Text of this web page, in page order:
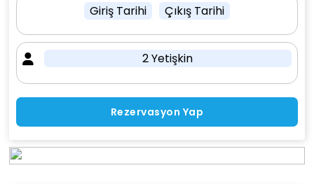
Giriş Tarihi Çıkış Tarihi
2 Yetişkin
Rezervasyon Yap